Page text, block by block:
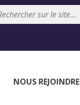
NOUS REJOINDRE